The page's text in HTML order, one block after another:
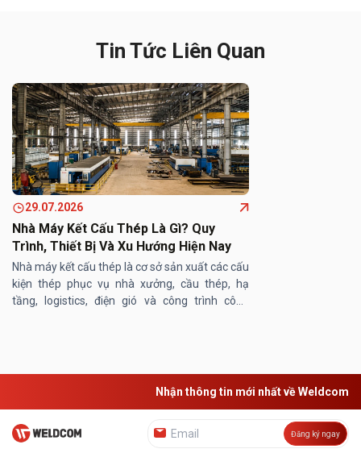
Tin Tức Liên Quan
29.07.2026
Nhà Máy Kết Cấu Thép Là Gì? Quy
Trình, Thiết Bị Và Xu Hướng Hiện Nay
Nhà máy kết cấu thép là cơ sở sản xuất các cấu
kiện thép phục vụ nhà xưởng, cầu thép, hạ
tầng, logistics, điện gió và công trình công
Nhận thông tin mới nhất về Weldcom
Đăng ký ngay